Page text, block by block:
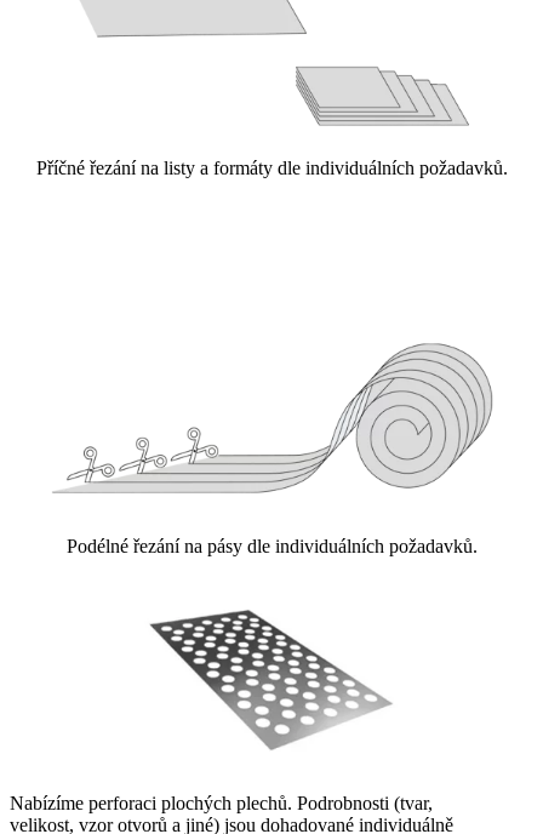
Příčné řezání na listy a formáty dle individuálních požadavků.
Podélné řezání na pásy dle individuálních požadavků.
Nabízíme perforaci plochých plechů. Podrobnosti (tvar,
velikost, vzor otvorů a jiné) jsou dohadované individuálně